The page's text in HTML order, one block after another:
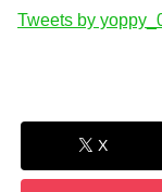
Tweets by
X